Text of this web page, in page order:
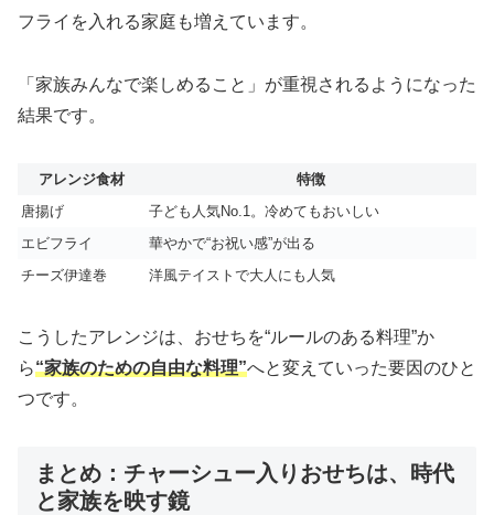
フライを入れる家庭も増えています。
「家族みんなで楽しめること」が重視されるようになった
結果です。
アレンジ食材
特徴
唐揚げ
子ども人気No.1。冷めてもおいしい
エビフライ
華やかで“お祝い感”が出る
チーズ伊達巻
洋風テイストで大人にも人気
こうしたアレンジは、おせちを“ルールのある料理”か
ら“家族のための自由な料理”へと変えていった要因のひと
つです。
まとめ：チャーシュー入りおせちは、時代
と家族を映す鏡